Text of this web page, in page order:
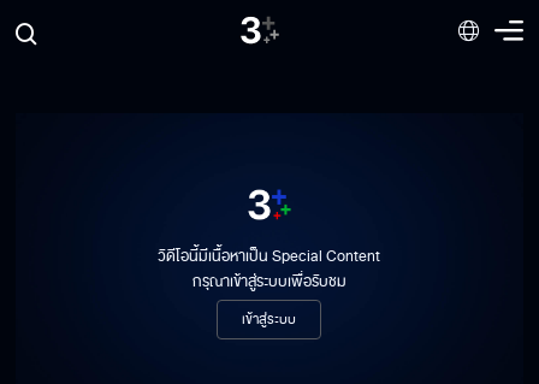
วิดีโอนี้มีเนื้อหาเป็น Special Content
กรุณาเข้าสู่ระบบเพื่อรับชม
เข้าสู่ระบบ